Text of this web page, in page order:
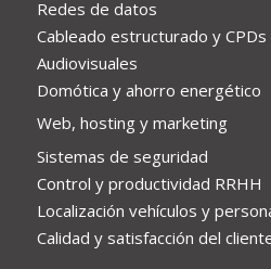
Redes de datos
Cableado estructurado y CPDs
Audiovisuales
Domótica y ahorro energético
Web, hosting y marketing
Sistemas de seguridad
Control y productividad RRHH
Localización vehículos y
Calidad y satisfacción del